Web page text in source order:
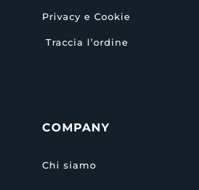
Privacy e Cookie
Traccia l’ordine
COMPANY
Chi siamo